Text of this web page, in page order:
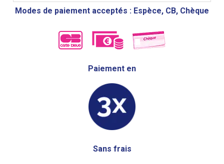
Modes de paiement acceptés : Espèce, CB, Chèque
Paiement en
Sans frais